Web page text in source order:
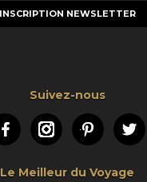
Suivez-nous
FacebookInstagramPinterest
Le Meilleur du Voyage